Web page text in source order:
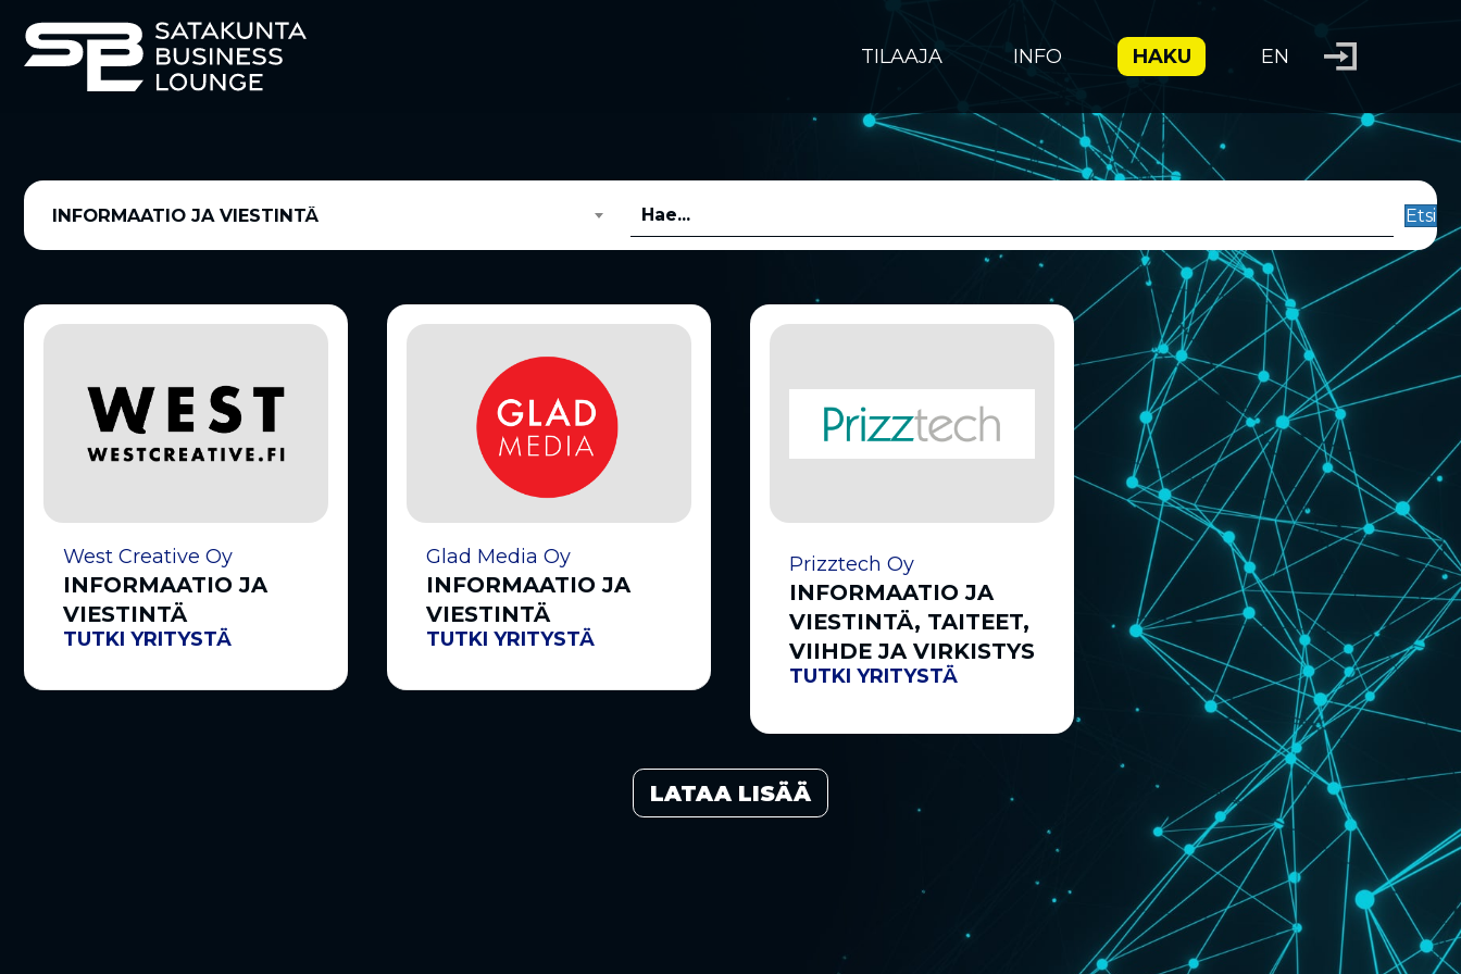
TILAAJA INFO HAKU EN
INFORMAATIO JA VIESTINTÄ Etsi
West Creative Oy
INFORMAATIO JA
VIESTINTÄ
TUTKI YRITYSTÄ
Glad Media Oy
INFORMAATIO JA
VIESTINTÄ
TUTKI YRITYSTÄ
Prizztech Oy
INFORMAATIO JA
VIESTINTÄ, TAITEET,
VIIHDE JA VIRKISTYS
TUTKI YRITYSTÄ
LATAA LISÄÄ